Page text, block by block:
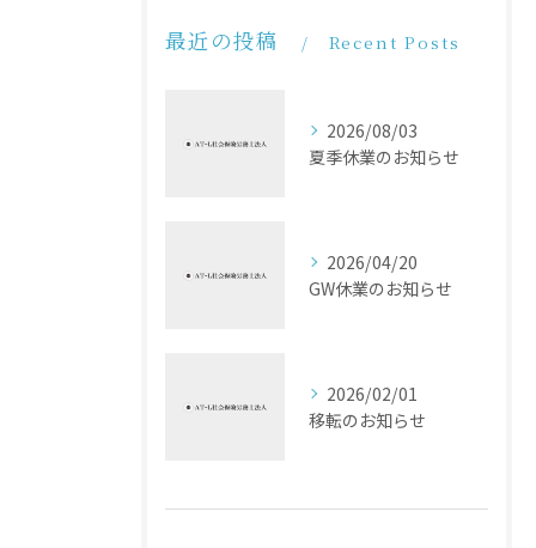
最近の投稿 Recent Posts
2026/08/03
夏季休業のお知らせ
2026/04/20
GW休業のお知らせ
2026/02/01
移転のお知らせ